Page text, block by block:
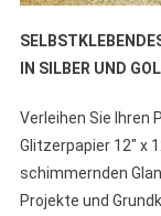
IN SILBER UND
Verleihen Sie Ihren
Glitzerpapier 12″ x
schimmernden
Projekte und